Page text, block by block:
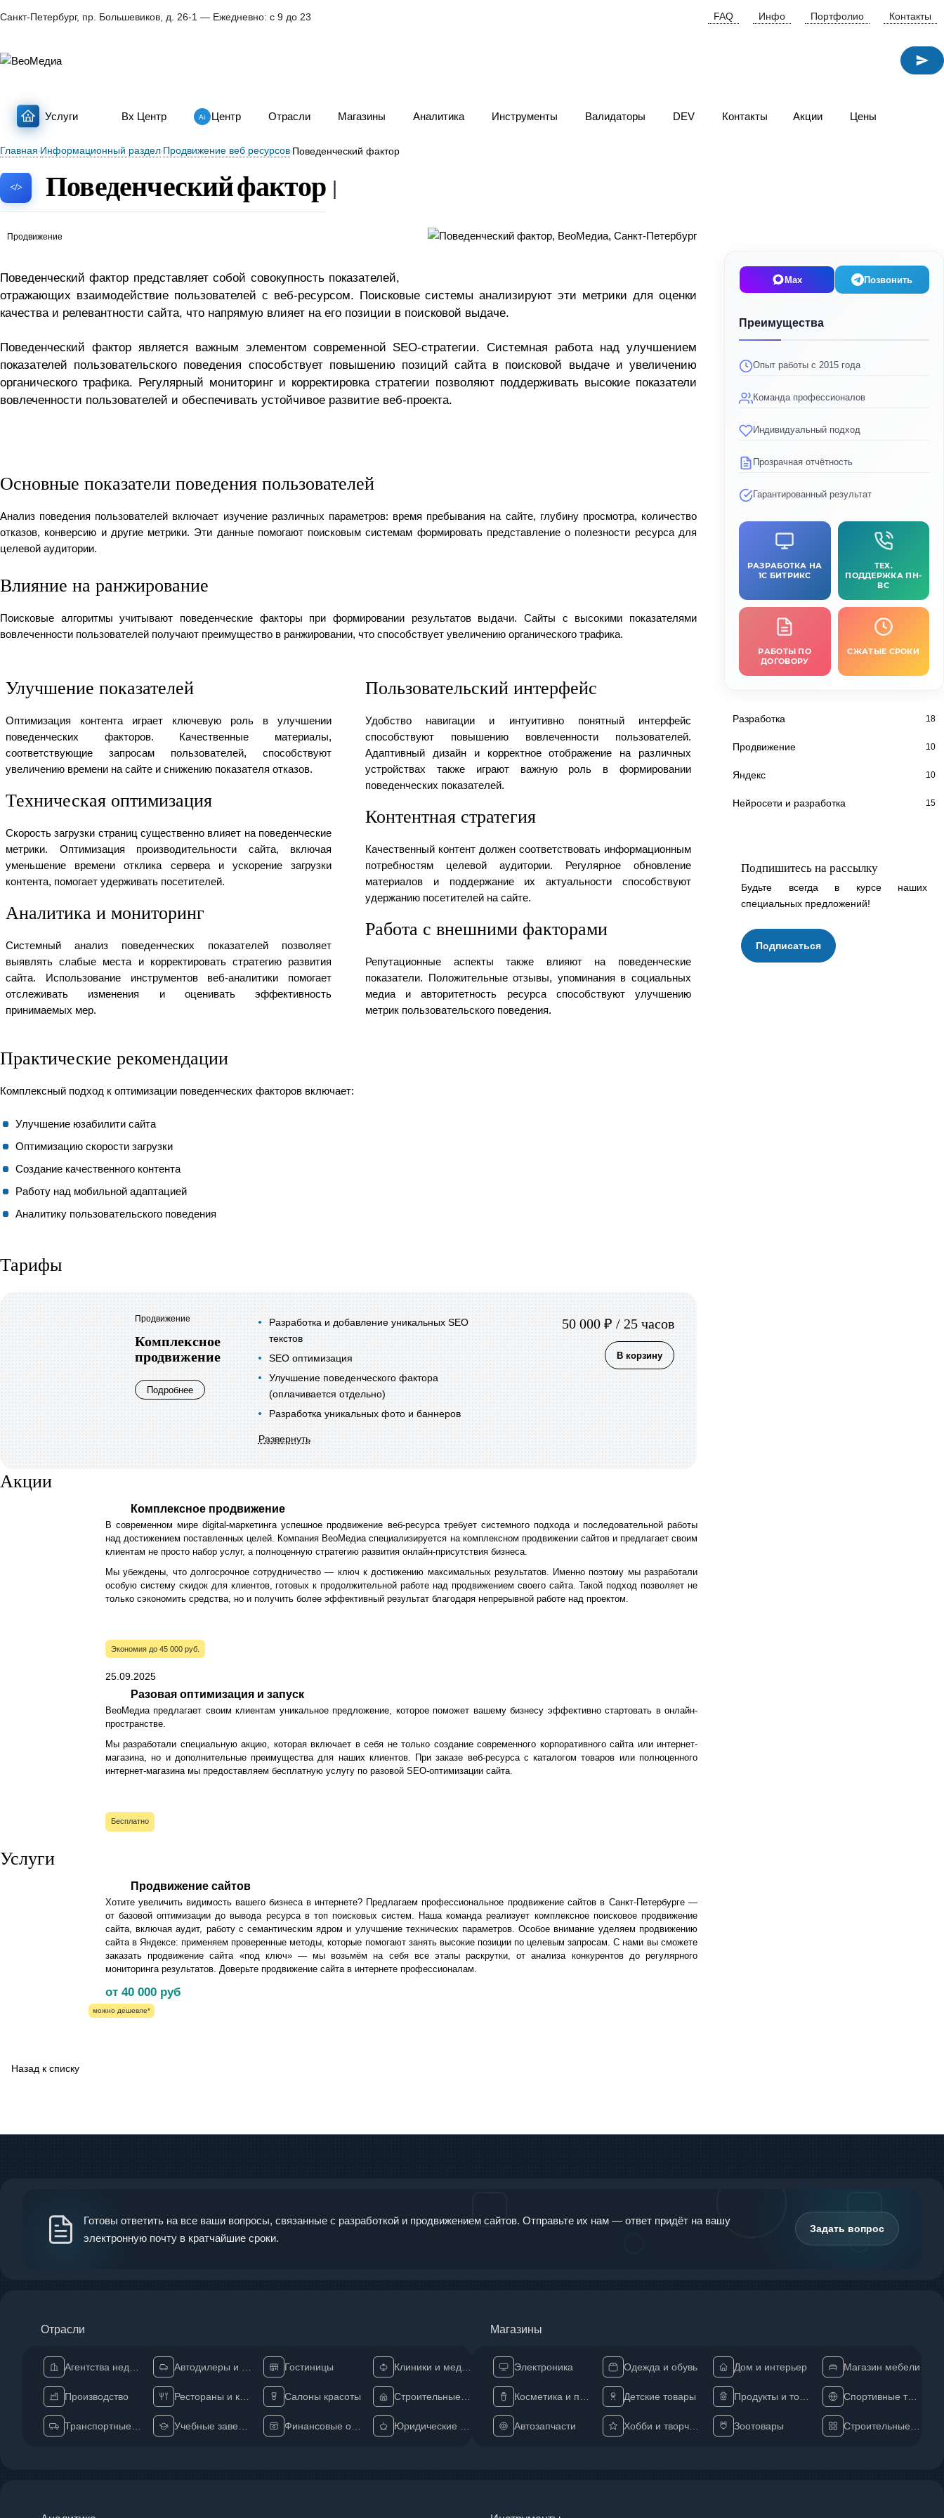
Санкт-Петербург, пр. Большевиков, д. 26-1 — Ежедневно: с 9 до 23 FAQ Инфо Портфолио Контакты
Услуги Bx Центр Центр Отрасли Магазины Аналитика Инструменты Валидаторы DEV Контакты Акции Цены
Главная Информационный раздел Продвижение веб ресурсов Поведенческий фактор
Поведенческий фактор
Продвижение
Поведенческий фактор представляет собой совокупность показателей,
отражающих взаимодействие пользователей с веб-ресурсом. Поисковые системы анализируют эти метрики для оценки
качества и релевантности сайта, что напрямую влияет на его позиции в поисковой выдаче.
Поведенческий фактор является важным элементом современной SEO-стратегии. Системная работа над улучшением
показателей пользовательского поведения способствует повышению позиций сайта в поисковой выдаче и увеличению
органического трафика. Регулярный мониторинг и корректировка стратегии позволяют поддерживать высокие показатели
вовлеченности пользователей и обеспечивать устойчивое развитие веб-проекта.
Основные показатели поведения пользователей
Анализ поведения пользователей включает изучение различных параметров: время пребывания на сайте, глубину просмотра, количество
отказов, конверсию и другие метрики. Эти данные помогают поисковым системам формировать представление о полезности ресурса для
целевой аудитории.
Влияние на ранжирование
Поисковые алгоритмы учитывают поведенческие факторы при формировании результатов выдачи. Сайты с высокими показателями
вовлеченности пользователей получают преимущество в ранжировании, что способствует увеличению органического трафика.
Улучшение показателей
Оптимизация контента играет ключевую роль в улучшении
поведенческих факторов. Качественные материалы,
соответствующие запросам пользователей, способствуют
увеличению времени на сайте и снижению показателя отказов.
Техническая оптимизация
Скорость загрузки страниц существенно влияет на поведенческие
метрики. Оптимизация производительности сайта, включая
уменьшение времени отклика сервера и ускорение загрузки
контента, помогает удерживать посетителей.
Аналитика и мониторинг
Системный анализ поведенческих показателей позволяет
выявлять слабые места и корректировать стратегию развития
сайта. Использование инструментов веб-аналитики помогает
отслеживать изменения и оценивать эффективность
принимаемых мер.
Пользовательский интерфейс
Удобство навигации и интуитивно понятный интерфейс
способствуют повышению вовлеченности пользователей.
Адаптивный дизайн и корректное отображение на различных
устройствах также играют важную роль в формировании
поведенческих показателей.
Контентная стратегия
Качественный контент должен соответствовать информационным
потребностям целевой аудитории. Регулярное обновление
материалов и поддержание их актуальности способствуют
удержанию посетителей на сайте.
Работа с внешними факторами
Репутационные аспекты также влияют на поведенческие
показатели. Положительные отзывы, упоминания в социальных
медиа и авторитетность ресурса способствуют улучшению
метрик пользовательского поведения.
Практические рекомендации
Комплексный подход к оптимизации поведенческих факторов включает:
Улучшение юзабилити сайта
Оптимизацию скорости загрузки
Создание качественного контента
Работу над мобильной адаптацией
Аналитику пользовательского поведения
Тарифы
Продвижение
Комплексное
продвижение
Подробнее
Разработка и добавление уникальных SEO
текстов
SEO оптимизация
Улучшение поведенческого фактора
(оплачивается отдельно)
Разработка уникальных фото и баннеров
Развернуть
50 000 ₽ / 25 часов
В корзину
Акции
Комплексное продвижение
В современном мире digital-маркетинга успешное продвижение веб-ресурса требует системного подхода и последовательной работы
над достижением поставленных целей. Компания ВеоМедиа специализируется на комплексном продвижении сайтов и предлагает своим
клиентам не просто набор услуг, а полноценную стратегию развития онлайн-присутствия бизнеса.
Мы убеждены, что долгосрочное сотрудничество — ключ к достижению максимальных результатов. Именно поэтому мы разработали
особую систему скидок для клиентов, готовых к продолжительной работе над продвижением своего сайта. Такой подход позволяет не
только сэкономить средства, но и получить более эффективный результат благодаря непрерывной работе над проектом.
Экономия до 45 000 руб.
25.09.2025
Разовая оптимизация и запуск
ВеоМедиа предлагает своим клиентам уникальное предложение, которое поможет вашему бизнесу эффективно стартовать в онлайн-
пространстве.
Мы разработали специальную акцию, которая включает в себя не только создание современного корпоративного сайта или интернет-
магазина, но и дополнительные преимущества для наших клиентов. При заказе веб-ресурса с каталогом товаров или полноценного
интернет-магазина мы предоставляем бесплатную услугу по разовой SEO-оптимизации сайта.
Бесплатно
Услуги
Продвижение сайтов
Хотите увеличить видимость вашего бизнеса в интернете? Предлагаем профессиональное продвижение сайтов в Санкт‑Петербурге —
от базовой оптимизации до вывода ресурса в топ поисковых систем. Наша команда реализует комплексное поисковое продвижение
сайта, включая аудит, работу с семантическим ядром и улучшение технических параметров. Особое внимание уделяем продвижению
сайта в Яндексе: применяем проверенные методы, которые помогают занять высокие позиции по целевым запросам. С нами вы сможете
заказать продвижение сайта «под ключ» — мы возьмём на себя все этапы раскрутки, от анализа конкурентов до регулярного
мониторинга результатов. Доверьте продвижение сайта в интернете профессионалам.
от 40 000 руб
можно дешевле*
Назад к списку
Max Позвонить
Преимущества
Опыт работы с 2015 года
Команда профессионалов
Индивидуальный подход
Прозрачная отчётность
Гарантированный результат
РАЗРАБОТКА НА
1C БИТРИКС
ТЕХ.
ПОДДЕРЖКА ПН-
ВС
РАБОТЫ ПО
ДОГОВОРУ
СЖАТЫЕ СРОКИ
Разработка 18
Продвижение 10
Яндекс 10
Нейросети и разработка 15
Подпишитесь на рассылку
Будьте всегда в курсе наших
специальных предложений!
Подписаться
Готовы ответить на все ваши вопросы, связанные с разработкой и продвижением сайтов. Отправьте их нам — ответ придёт на вашу
электронную почту в кратчайшие сроки.
Задать вопрос
Отрасли
Гостиницы
Производство Салоны красоты
Финансовые организации
Магазины
Электроника Одежда и обувь Дом и интерьер Магазин мебели
Детские товары Продукты и товары Спортивные товары
Автозапчасти Зоотовары